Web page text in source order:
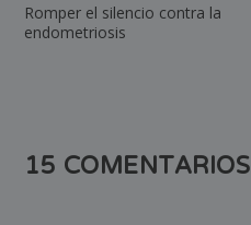
Romper el silencio contra la
endometriosis
15 COMENTARIOS